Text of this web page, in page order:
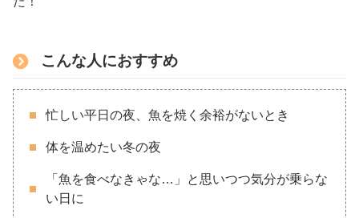
こんな人におすすめ
忙しい平日の夜、魚を焼く余裕がないとき
体を温めたい冬の夜
「魚を食べなきゃな…」と思いつつ気分が乗らな
い日に